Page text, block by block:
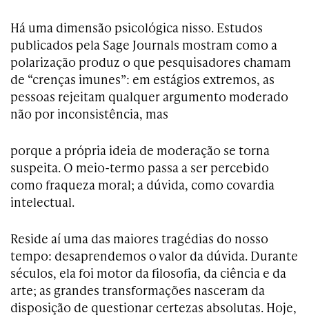
Há uma dimensão psicológica nisso. Estudos
publicados pela Sage Journals mostram como a
polarização produz o que pesquisadores chamam
de “crenças imunes”: em estágios extremos, as
pessoas rejeitam qualquer argumento moderado
não por inconsistência, mas
porque a própria ideia de moderação se torna
suspeita. O meio-termo passa a ser percebido
como fraqueza moral; a dúvida, como covardia
intelectual.
Reside aí uma das maiores tragédias do nosso
tempo: desaprendemos o valor da dúvida. Durante
séculos, ela foi motor da filosofia, da ciência e da
arte; as grandes transformações nasceram da
disposição de questionar certezas absolutas. Hoje,